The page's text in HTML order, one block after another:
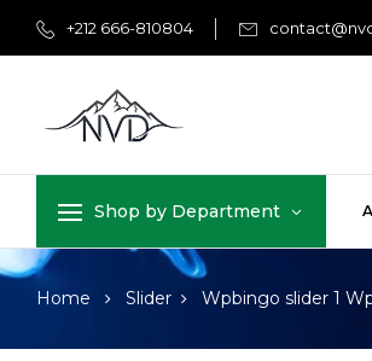
+212 666-810804
Shop by Department
Home Slider Wpbingo slider 1